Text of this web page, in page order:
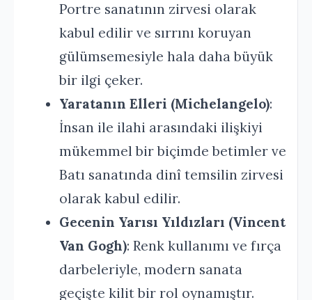
Portre sanatının zirvesi olarak
kabul edilir ve sırrını koruyan
gülümsemesiyle hala daha büyük
bir ilgi çeker.
Yaratanın Elleri (Michelangelo):
İnsan ile ilahi arasındaki ilişkiyi
mükemmel bir biçimde betimler ve
Batı sanatında dinî temsilin zirvesi
olarak kabul edilir.
Gecenin Yarısı Yıldızları (Vincent
Van Gogh): Renk kullanımı ve fırça
darbeleriyle, modern sanata
geçişte kilit bir rol oynamıştır.